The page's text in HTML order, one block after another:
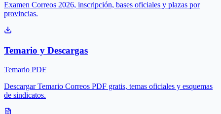
Examen Correos 2026, inscripción, bases oficiales y plazas por
provincias.
Temario y Descargas
Temario PDF
Descargar Temario Correos PDF gratis, temas oficiales y esquemas
de sindicatos.